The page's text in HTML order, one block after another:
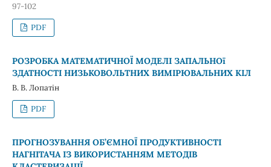
97-102
PDF
РОЗРОБКА МАТЕМАТИЧНОЇ МОДЕЛІ ЗАПАЛЬНОї
ЗДАТНОСТІ НИЗЬКОВОЛЬТНИХ ВИМІРЮВАЛЬНИХ КІЛ
В. В. Лопатін
PDF
ПРОГНОЗУВАННЯ ОБ’ЄМНОЇ ПРОДУКТИВНОСТІ
НАГНІТАЧА ІЗ ВИКОРИСТАННЯМ МЕТОДІВ